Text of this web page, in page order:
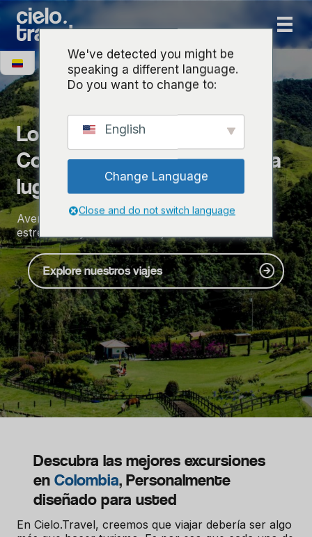
Los mejores tours en
Colombia: De joyas ocultas a
lugares emblemáticos
Aventuras auténticas, experiencia local y cero
estrés: viva y disfrute lo mejor de Colombia
Explore nuestros viajes
Descubra las mejores excursiones
en Colombia, Personalmente
diseñado para usted
En Cielo.Travel, creemos que viajar debería ser algo
We've detected you might be
speaking a different language.
Do you want to change to:
English
Change Language
Close and do not switch language